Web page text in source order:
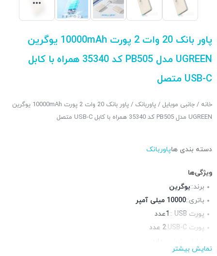
پاور بانک 20 وات 2 پورت 10000mAh یوگرین
UGREEN مدل PB505 کد 35340 همراه با کابل
USB-C متصل
خانه / جانبی موبایل / پاوربانک
/ پاور بانک 20 وات 2 پورت 10000mAh یوگرین
UGREEN مدل PB505 کد 35340 همراه با کابل USB-C متصل
دسته بندی هاپاوربانک
ویژگی‌ها
برند::یوگرین
باتری::10000 میلی آمپر
پورت USB ::
1عدد
پورت USB-C:
2 عدد
نمایش بیشتر